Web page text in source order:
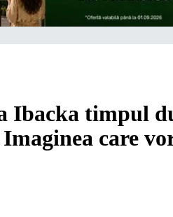
Ibacka timpul
care